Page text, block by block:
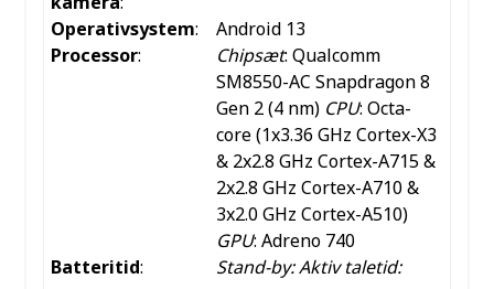
Operativsystem:
Android 13
Processor: Chipsæt: Qualcomm
SM8550-AC Snapdragon 8
Gen 2 (4 nm) CPU: Octa-
core (1x3.36 GHz Cortex-X3
& 2x2.8 GHz Cortex-A715 &
2x2.8 GHz Cortex-A710 &
3x2.0 GHz Cortex-A510)
GPU: Adreno 740
Batteritid: Stand-by:Aktiv taletid: